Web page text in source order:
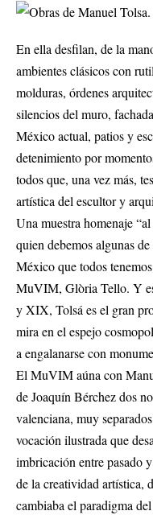
En ella desfilan, de la
ambientes clásicos con
molduras, órdenes
silencios del muro,
México actual, patios y
detenimiento por
todos que, una vez más,
artística del escultor y
Una muestra homenaje
quien debemos algunas
México que todos
MuVIM, Glòria Tello. Y
y XIX, Tolsá es el gran
mira en el espejo
a engalanarse con
El MuVIM aúna con
de Joaquín Bérchez dos
valenciana, muy
vocación ilustrada que
imbricación entre pasado
de la creatividad artística,
cambiaba el paradigma